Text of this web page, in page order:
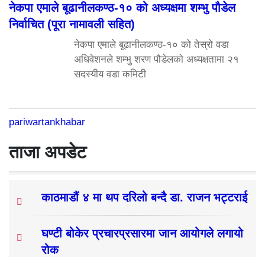
नेकपा एमाले बूढानीलकण्ठ-१० को अध्यक्षमा शम्भु पौडेल
निर्वाचित (पूरा नामावली सहित)
नेकपा एमाले बूढानीलकण्ठ-१० को तेस्रो वडा
अधिवेशनले शम्भु शरण पौडेलको अध्यक्षतामा २१
सदस्यीय वडा कमिटी
pariwartankhabar
ताजा अपडेट
काठमाडौं ४ मा थप दरिलो बन्दै डा. राजन भट्टराई
घण्टी बोकेर प्रचारप्रसारमा जान आयोगले लगायो
रोक